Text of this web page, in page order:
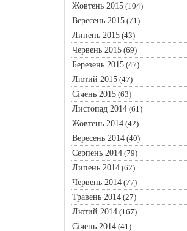
Жовтень 2015(104)
Вересень 2015(71)
Липень 2015(43)
Червень 2015(69)
Березень 2015(47)
Лютий 2015(47)
Січень 2015(63)
Листопад 2014(61)
Жовтень 2014(42)
Вересень 2014(40)
Серпень 2014(79)
Липень 2014(62)
Червень 2014(77)
Травень 2014(27)
Лютий 2014(167)
Січень 2014(41)